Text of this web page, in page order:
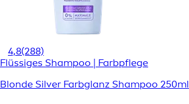
4,8(288)
Flüssiges Shampoo | Farbpflege
Blonde Silver Farbglanz Shampoo 250ml